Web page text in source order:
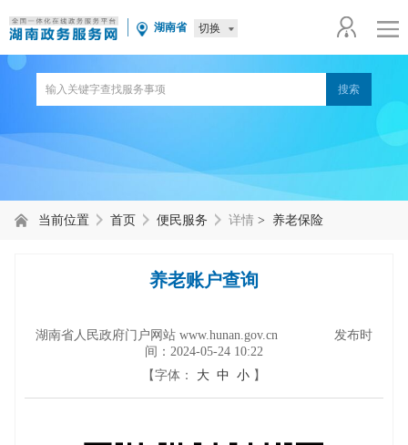
湖南省 切换
当前位置 首页 便民服务 > 养老保险
详情
养老账户查询
湖南省人民政府门户网站 www.hunan.gov.cn 发布时
间： 2024-05-24 10:22
【字体：
大 中 小 】